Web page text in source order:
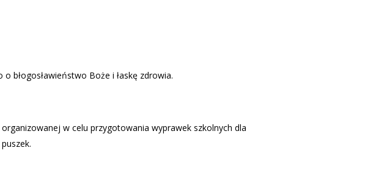
błogosławieństwo Boże i łaskę zdrowia.
organizowanej w celu przygotowania wyprawek szkolnych dla